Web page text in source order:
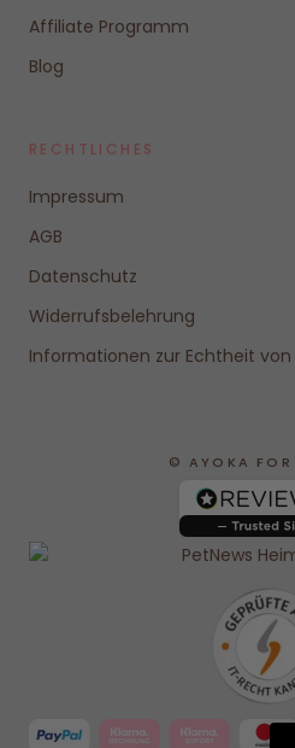
Affiliate Programm
Blog
RECHTLICHES
Impressum
AGB
Datenschutz
Widerrufsbelehrung
Informationen zur Echtheit
© AYOKA FOR